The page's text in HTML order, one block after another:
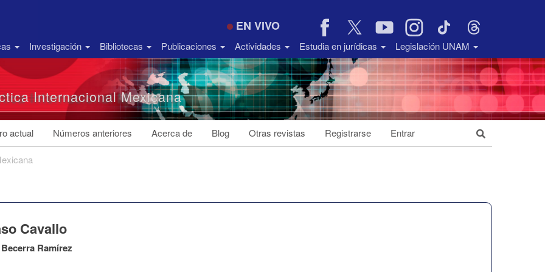
EN VIVO
Investigación Bibliotecas Publicaciones Actividades Estudia en jurídicas Legislación UNAM
Internacional Mexicana
actual Números anteriores Acerca de Blog Otras revistas Registrarse Entrar
Cavallo
Ramírez